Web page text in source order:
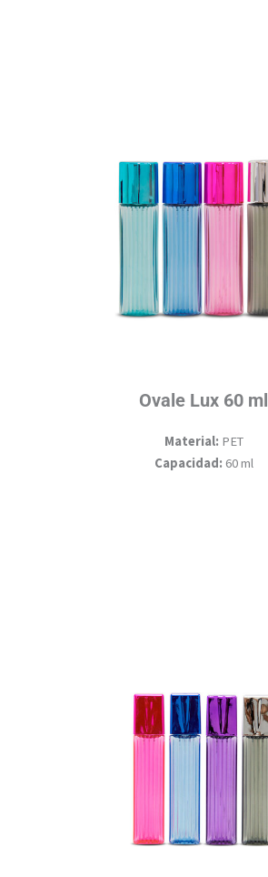
Ovale Lux 60 ml
Material: PET
Capacidad: 60 ml